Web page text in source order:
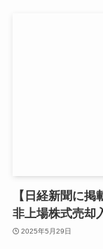
【日経新聞に
非上場株式売却
2025年5月29日